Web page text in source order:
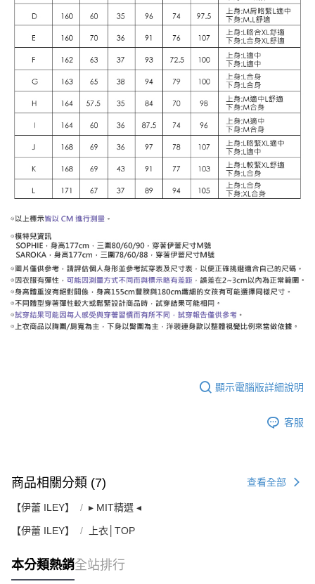
顯示電腦版詳細說明
客服
商品相關分類 (7) 查看全部
【伊蕾 ILEY】 ▸ MIT精選 ◂
【伊蕾 ILEY】 上衣│TOP
本分類熱銷全站排行